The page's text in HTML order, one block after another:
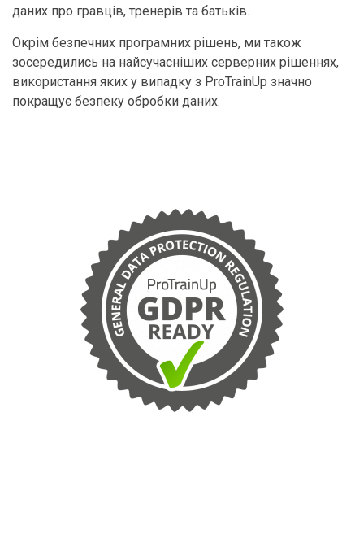
даних про гравців, тренерів та батьків.
Окрім безпечних програмних рішень, ми також
зосередились на найсучасніших серверних рішеннях,
використання яких у випадку з ProTrainUp значно
покращує безпеку обробки даних.